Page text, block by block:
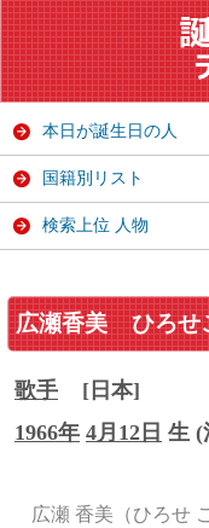
広瀬香美 ひろせ
歌手
[日本]
1966年 4月12日 生 (
広瀬 香美（ひろせ
本日が誕生日の人
国籍別リスト
検索上位 人物